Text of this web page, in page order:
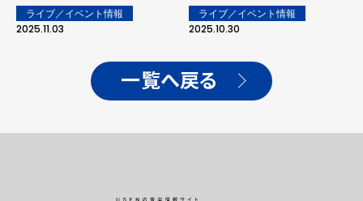
ライブ／イベント情報
2025.11.03
間公演予定
ライブ／イベント情報
2025.10.30
一覧へ戻る